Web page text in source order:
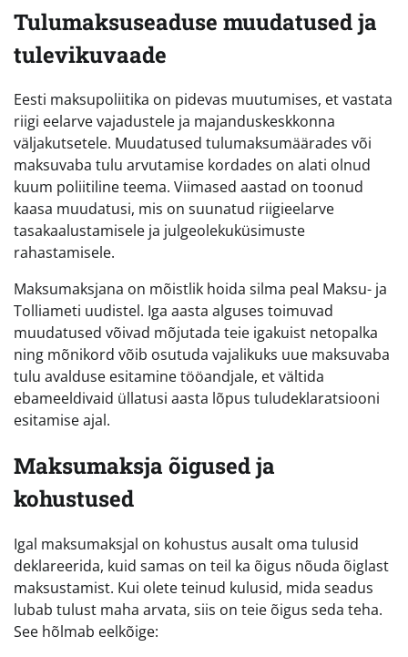
Tulumaksuseaduse muudatused ja
tulevikuvaade
Eesti maksupoliitika on pidevas muutumises, et vastata
riigi eelarve vajadustele ja majanduskeskkonna
väljakutsetele. Muudatused tulumaksumäärades või
maksuvaba tulu arvutamise kordades on alati olnud
kuum poliitiline teema. Viimased aastad on toonud
kaasa muudatusi, mis on suunatud riigieelarve
tasakaalustamisele ja julgeolekuküsimuste
rahastamisele.
Maksumaksjana on mõistlik hoida silma peal Maksu- ja
Tolliameti uudistel. Iga aasta alguses toimuvad
muudatused võivad mõjutada teie igakuist netopalka
ning mõnikord võib osutuda vajalikuks uue maksuvaba
tulu avalduse esitamine tööandjale, et vältida
ebameeldivaid üllatusi aasta lõpus tuludeklaratsiooni
esitamise ajal.
Maksumaksja õigused ja
kohustused
Igal maksumaksjal on kohustus ausalt oma tulusid
deklareerida, kuid samas on teil ka õigus nõuda õiglast
maksustamist. Kui olete teinud kulusid, mida seadus
lubab tulust maha arvata, siis on teie õigus seda teha.
See hõlmab eelkõige: